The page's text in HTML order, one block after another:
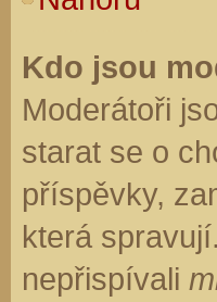
Kdo jsou
Moderátoři
starat se o
příspěvky,
která
nepřispívali